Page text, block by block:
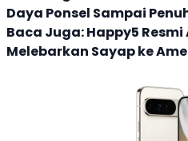
Daya Ponsel Sampai
Baca Juga:Happy5 Resmi
Melebarkan Sayap ke